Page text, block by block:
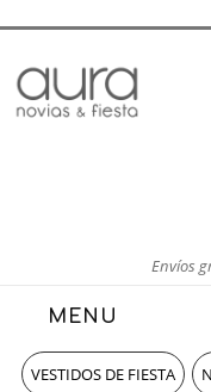
Envíos
MENU
VESTIDOS DE FIESTA